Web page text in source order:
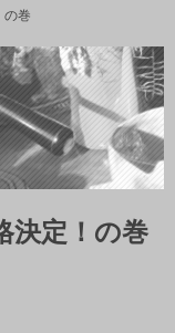
の巻
決定！の巻